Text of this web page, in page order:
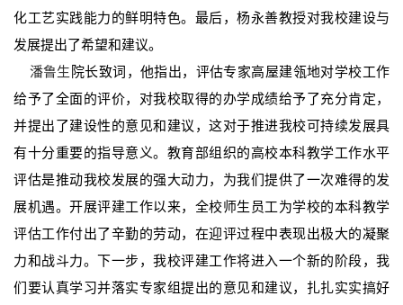
化工艺实践能力的鲜明特色。最后，杨永善教授对我校建设与
发展提出了希望和建议。
潘鲁生 院长致词，他指出，评估专家高屋建瓴地对学校工作
给予了全面的评价，对我校取得的办学成绩给予了充分肯定，
并提出了建设性的意见和建议，这对于推进我校可持续发展具
有十分重要的指导意义。教育部组织的高校本科教学工作水平
评估是推动我校发展的强大动力，为我们提供了一次难得的发
展机遇。开展评建工作以来，全校师生员工为学校的本科教学
评估工作付出了辛勤的劳动，在迎评过程中表现出极大的凝聚
力和战斗力。下一步，我校评建工作将进入一个新的阶段，我
们要认真学习并落实专家组提出的意见和建议，扎扎实实搞好